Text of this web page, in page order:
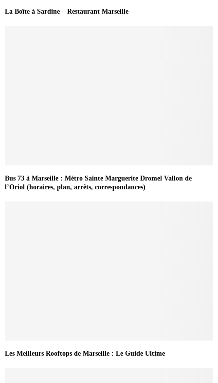
La Boîte à Sardine – Restaurant Marseille
Bus 73 à Marseille : Métro Sainte Marguerite Dromel Vallon de
l’Oriol (horaires, plan, arrêts, correspondances)
Les Meilleurs Rooftops de Marseille : Le Guide Ultime